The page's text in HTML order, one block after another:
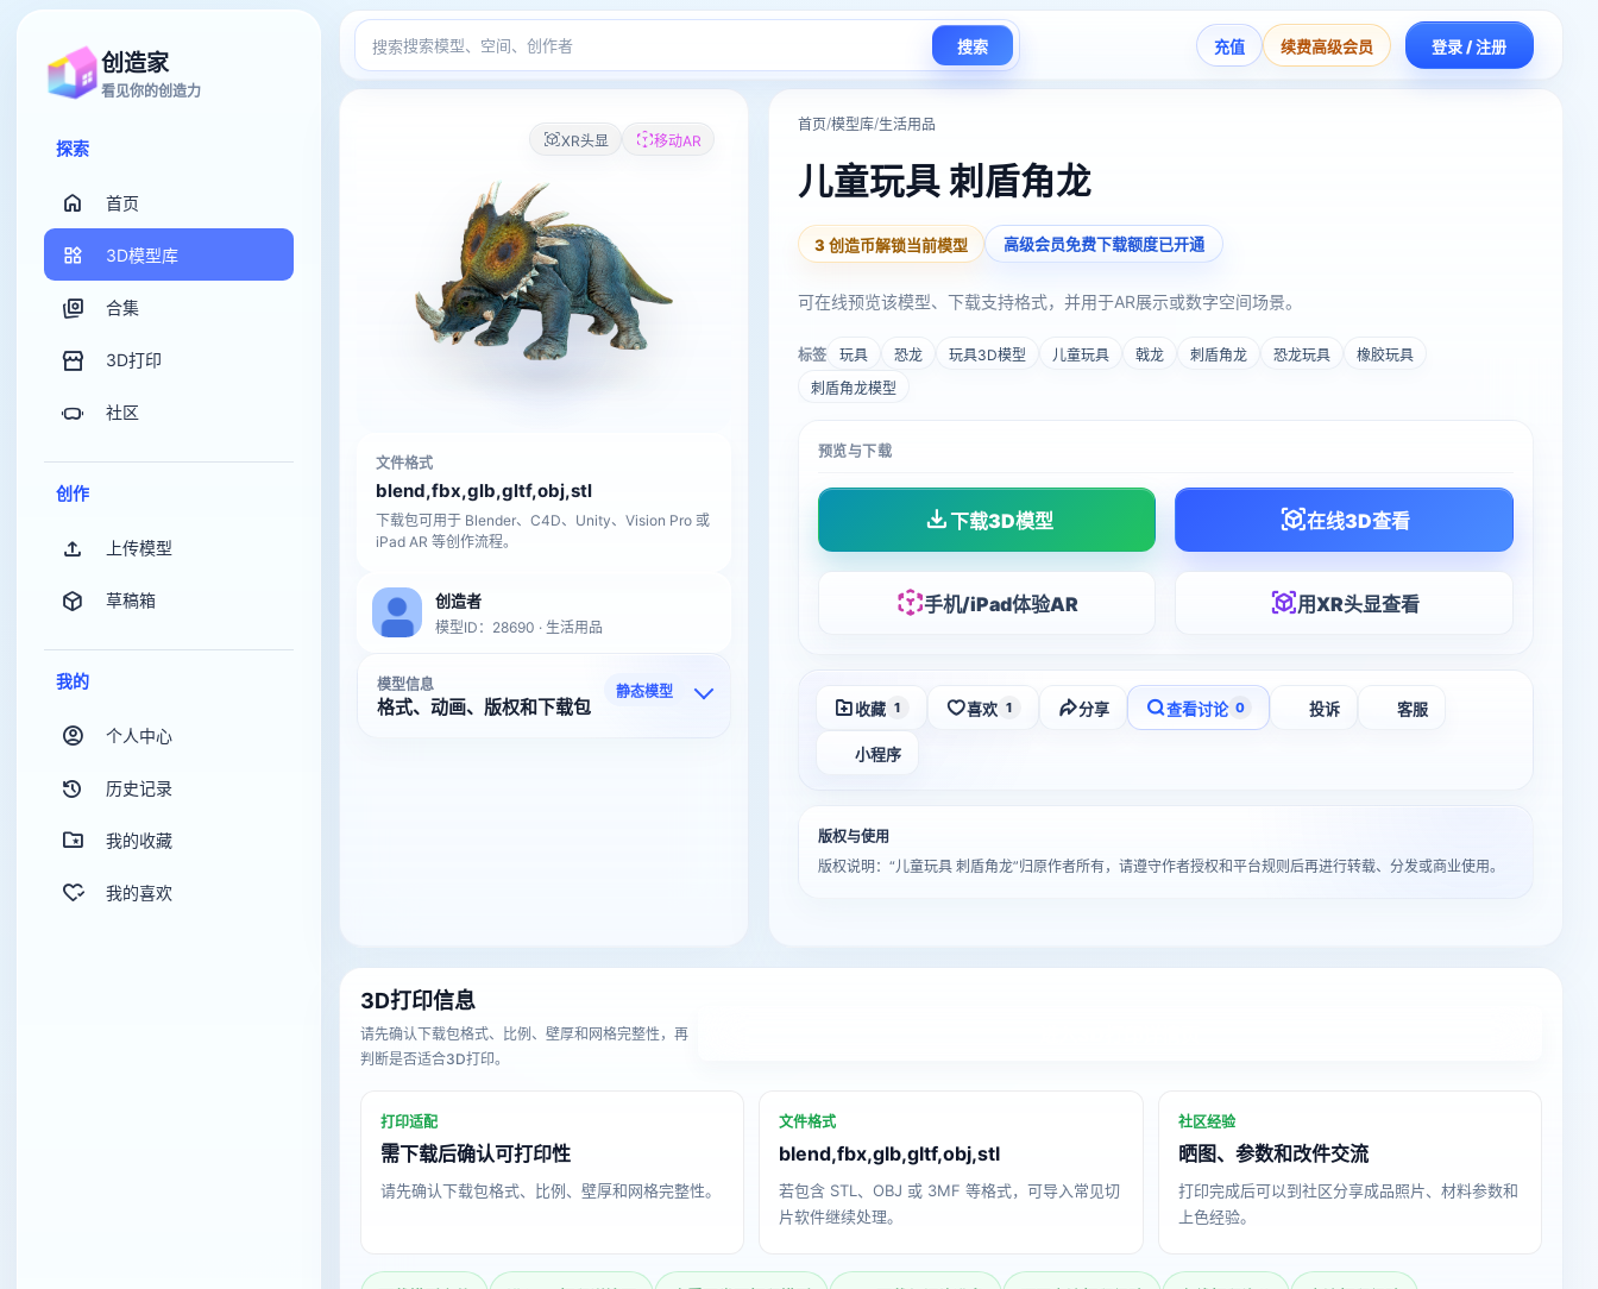
创造家
看见你的创造力
探索
首页
3D模型库
合集
3D打印
社区
创作
上传模型
草稿箱
我的
个人中心
历史记录
我的收藏
我的喜欢
搜索 搜索 充值 续费高级会员 登录 / 注册
XR头显 移动AR
文件格式
blend,fbx,glb,gltf,obj,stl
下载包可用于 Blender、C4D、Unity、Vision Pro 或
iPad AR 等创作流程。
创造者
模型ID：28690 · 生活用品
模型信息
格式、动画、版权和下载包
静态模型
首页/模型库/生活用品
儿童玩具 刺盾角龙
3 创造币解锁当前模型 高级会员免费下载额度已开通
可在线预览该模型、下载支持格式，并用于AR展示或数字空间场景。
标签 玩具 恐龙 玩具3D模型 儿童玩具 戟龙 刺盾角龙 恐龙玩具
橡胶玩具
刺盾角龙模型
预览与下载
下载3D模型 在线3D查看
手机/iPad体验AR 用XR头显查看
收藏 1 喜欢 1 分享 查看讨论 0 投诉 客服
小程序
版权与使用
版权说明：“儿童玩具 刺盾角龙”归原作者所有，请遵守作者授权和平台规则后再进行转载、分发或商业使用。
3D打印信息
请先确认下载包格式、比例、壁厚和网格完整性，再
判断是否适合3D打印。
打印适配
需下载后确认可打印性
请先确认下载包格式、比例、壁厚和网格完整性。
文件格式
blend,fbx,glb,gltf,obj,stl
若包含 STL、OBJ 或 3MF 等格式，可导入常见切
片软件继续处理。
社区经验
晒图、参数和改件交流
打印完成后可以到社区分享成品照片、材料参数和
上色经验。